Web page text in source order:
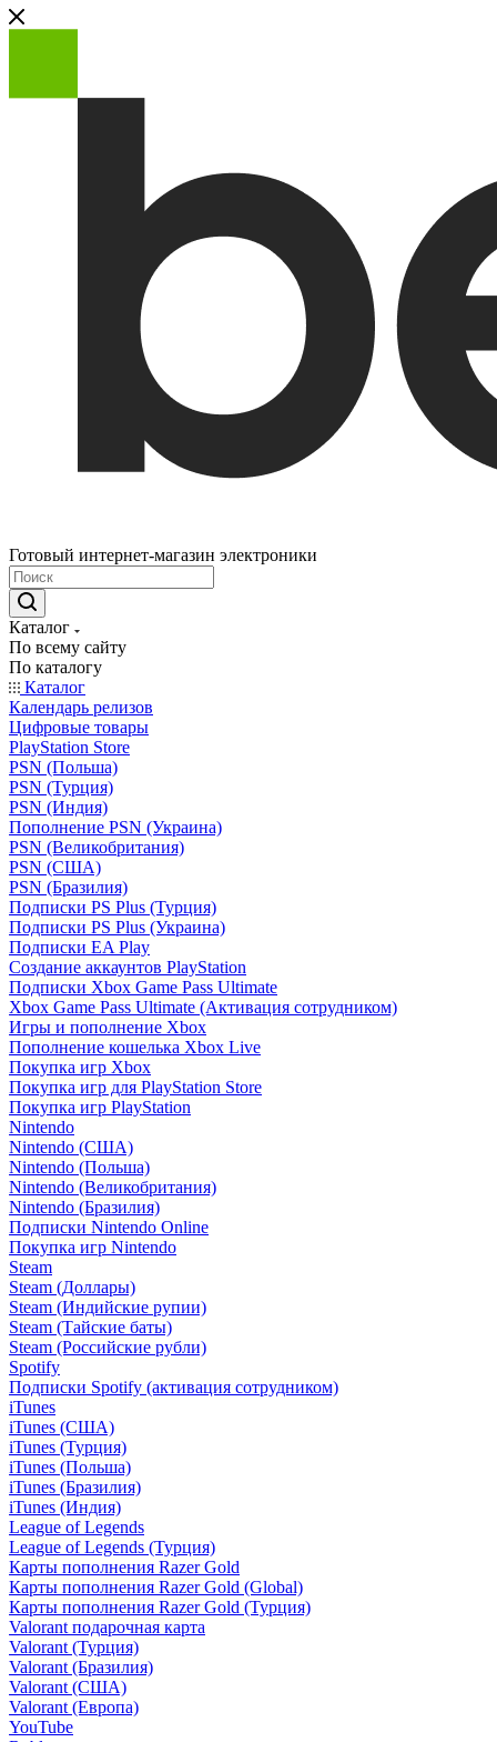
Готовый интернет-магазин электроники
Каталог
По всему сайту
По каталогу
Каталог
Календарь релизов
Цифровые товары
PlayStation Store
PSN (Польша)
PSN (Турция)
PSN (Индия)
Пополнение PSN (Украина)
PSN (Великобритания)
PSN (США)
PSN (Бразилия)
Подписки PS Plus (Турция)
Подписки PS Plus (Украина)
Подписки EA Play
Создание аккаунтов PlayStation
Подписки Xbox Game Pass Ultimate
Xbox Game Pass Ultimate (Активация сотрудником)
Игры и пополнение Xbox
Пополнение кошелька Xbox Live
Покупка игр Xbox
Покупка игр для PlayStation Store
Покупка игр PlayStation
Nintendo
Nintendo (США)
Nintendo (Польша)
Nintendo (Великобритания)
Nintendo (Бразилия)
Подписки Nintendo Online
Покупка игр Nintendo
Steam
Steam (Доллары)
Steam (Индийские рупии)
Steam (Тайские баты)
Steam (Российские рубли)
Spotify
Подписки Spotify (активация сотрудником)
iTunes
iTunes (США)
iTunes (Турция)
iTunes (Польша)
iTunes (Бразилия)
iTunes (Индия)
League of Legends
League of Legends (Турция)
Карты пополнения Razer Gold
Карты пополнения Razer Gold (Global)
Карты пополнения Razer Gold (Турция)
Valorant подарочная карта
Valorant (Турция)
Valorant (Бразилия)
Valorant (США)
Valorant (Европа)
YouTube